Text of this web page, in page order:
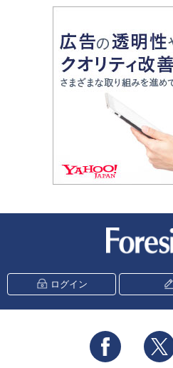
ログイン
Facebook